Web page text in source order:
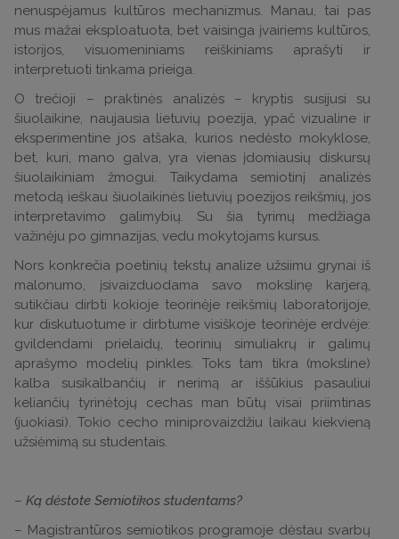
nenuspėjamus kultūros mechanizmus. Manau, tai pas
mus mažai eksploatuota, bet vaisinga įvairiems kultūros,
istorijos, visuomeniniams reiškiniams aprašyti ir
interpretuoti tinkama prieiga.
O trečioji – praktinės analizės – kryptis susijusi su
šiuolaikine, naujausia lietuvių poezija, ypač vizualine ir
eksperimentine jos atšaka, kurios nedėsto mokyklose,
bet, kuri, mano galva, yra vienas įdomiausių diskursų
šiuolaikiniam žmogui. Taikydama semiotinį analizės
metodą ieškau šiuolaikinės lietuvių poezijos reikšmių, jos
interpretavimo galimybių. Su šia tyrimų medžiaga
važinėju po gimnazijas, vedu mokytojams kursus.
Nors konkrečia poetinių tekstų analize užsiimu grynai iš
malonumo, įsivaizduodama savo mokslinę karjerą,
sutikčiau dirbti kokioje teorinėje reikšmių laboratorijoje,
kur diskutuotume ir dirbtume visiškoje teorinėje erdvėje:
gvildendami prielaidų, teorinių simuliakrų ir galimų
aprašymo modelių pinkles. Toks tam tikra (moksline)
kalba susikalbančių ir nerimą ar iššūkius pasauliui
keliančių tyrinėtojų cechas man būtų visai priimtinas
(juokiasi). Tokio cecho miniprovaizdžiu laikau kiekvieną
užsiėmimą su studentais.
– Ką dėstote Semiotikos studentams?
– Magistrantūros semiotikos programoje dėstau svarbų